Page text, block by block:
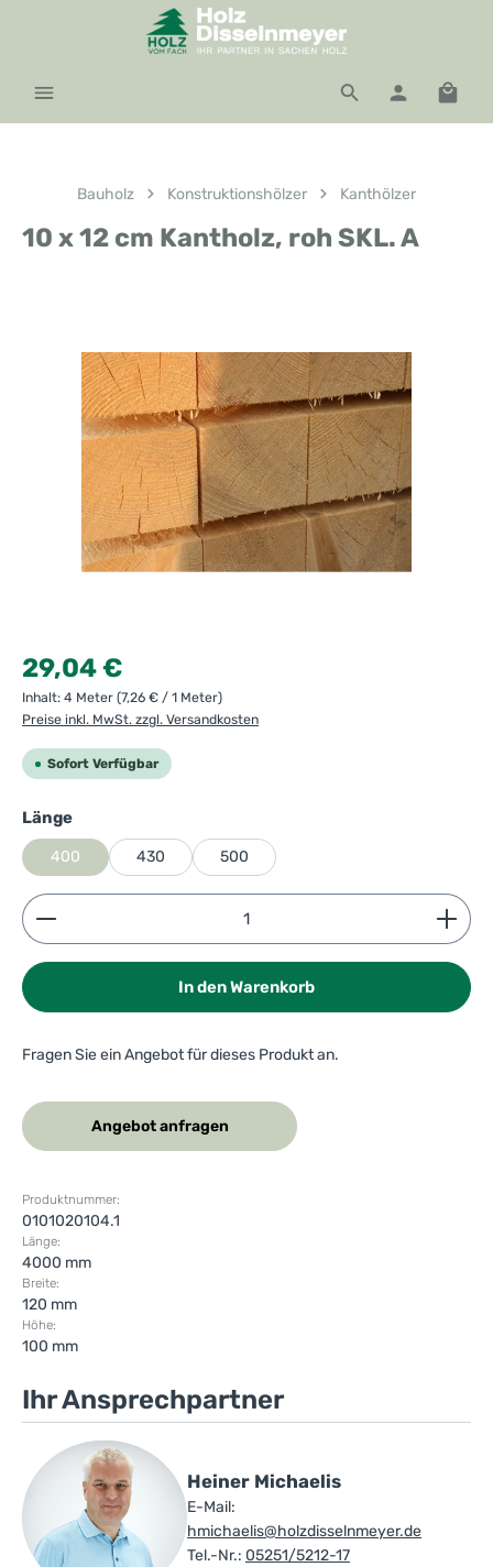
Zum Hauptinhalt springen
Bauholz Konstruktionshölzer Kanthölzer
10 x 12 cm Kantholz, roh SKL. A
Regulärer Preis:
29,04 €
Inhalt: 4 Meter (7,26 € / 1 Meter)
Preise inkl. MwSt. zzgl. Versandkosten
Sofort Verfügbar
Längeauswählen
400 430 500
Produkt Anzahl: Gib den gewünschten Wert ein
In den Warenkorb
Fragen Sie ein Angebot für dieses Produkt an.
Angebot anfragen
Produktnummer:
0101020104.1
Länge:
4000 mm
Breite:
120 mm
Höhe:
100 mm
Ihr Ansprechpartner
Heiner Michaelis
E-Mail:
hmichaelis@holzdisselnmeyer.de
Tel.-Nr.: 05251/5212-17